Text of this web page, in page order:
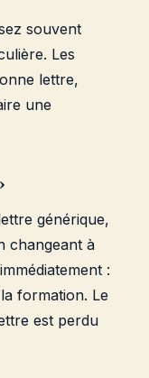
souvent
Les
lettre,
une
générique,
changeant à
:
formation. Le
est perdu